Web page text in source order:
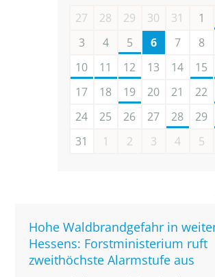
27
28 29 30 31 1
3
4 5 6 7 8
10
11 12 13 14 15
17
18 19 20 21 22
24
25 26 27 28 29
31
1 2 3 4 5
Hohe Waldbrandgefahr in
Hessens: Forstministerium ruft
zweithöchste Alarmstufe aus